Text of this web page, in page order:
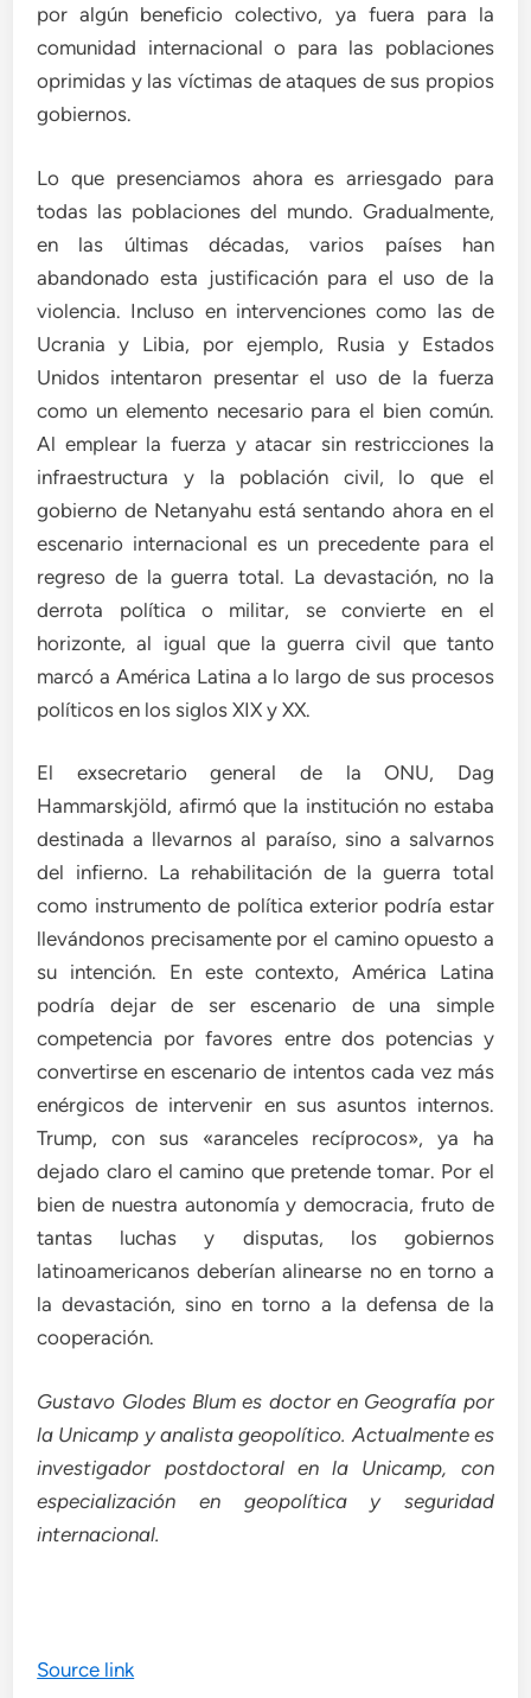
por algún beneficio colectivo, ya fuera para la
comunidad internacional o para las poblaciones
oprimidas y las víctimas de ataques de sus propios
gobiernos.
Lo que presenciamos ahora es arriesgado para
todas las poblaciones del mundo. Gradualmente,
en las últimas décadas, varios países han
abandonado esta justificación para el uso de la
violencia. Incluso en intervenciones como las de
Ucrania y Libia, por ejemplo, Rusia y Estados
Unidos intentaron presentar el uso de la fuerza
como un elemento necesario para el bien común.
Al emplear la fuerza y atacar sin restricciones la
infraestructura y la población civil, lo que el
gobierno de Netanyahu está sentando ahora en el
escenario internacional es un precedente para el
regreso de la guerra total. La devastación, no la
derrota política o militar, se convierte en el
horizonte, al igual que la guerra civil que tanto
marcó a América Latina a lo largo de sus procesos
políticos en los siglos XIX y XX.
El exsecretario general de la ONU, Dag
Hammarskjöld, afirmó que la institución no estaba
destinada a llevarnos al paraíso, sino a salvarnos
del infierno. La rehabilitación de la guerra total
como instrumento de política exterior podría estar
llevándonos precisamente por el camino opuesto a
su intención. En este contexto, América Latina
podría dejar de ser escenario de una simple
competencia por favores entre dos potencias y
convertirse en escenario de intentos cada vez más
enérgicos de intervenir en sus asuntos internos.
Trump, con sus «aranceles recíprocos», ya ha
dejado claro el camino que pretende tomar. Por el
bien de nuestra autonomía y democracia, fruto de
tantas luchas y disputas, los gobiernos
latinoamericanos deberían alinearse no en torno a
la devastación, sino en torno a la defensa de la
cooperación.
Gustavo Glodes Blum es doctor en Geografía por
la Unicamp y analista geopolítico. Actualmente es
investigador postdoctoral en la Unicamp, con
especialización en geopolítica y seguridad
internacional.
Source link